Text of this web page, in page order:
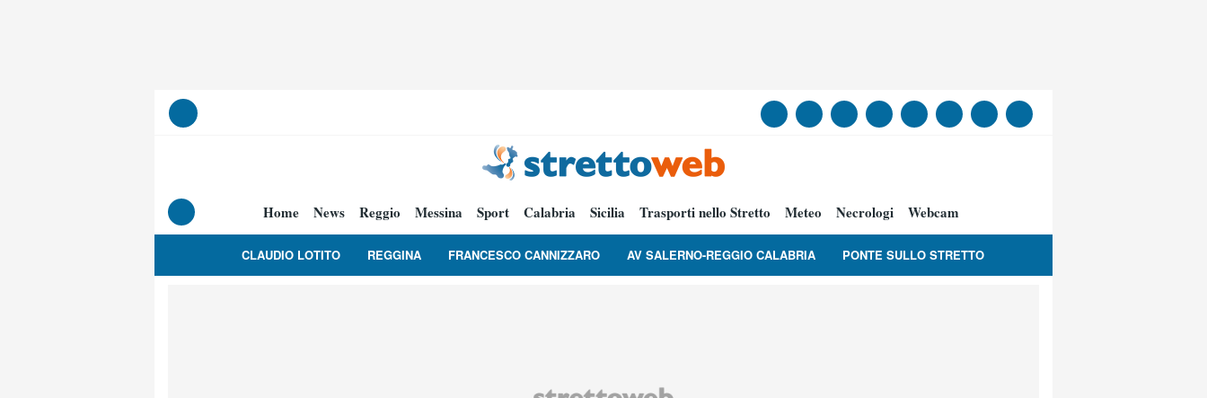
Home News Reggio Messina Sport Calabria Sicilia Trasporti nello Stretto Meteo Necrologi Webcam
CLAUDIO LOTITO REGGINA FRANCESCO CANNIZZARO AV SALERNO-REGGIO CALABRIA PONTE SULLO STRETTO